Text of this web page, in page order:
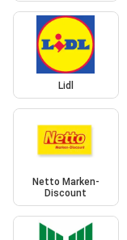
Lidl
Netto Marken-
Discount